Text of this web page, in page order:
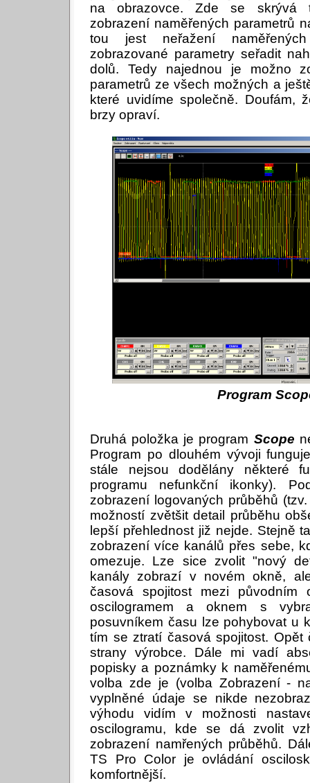
na obrazovce. Zde se skrývá
zobrazení naměřených parametrů
tou jest neřažení
zobrazované parametry seřadit
dolů. Tedy najednou je možno
parametrů ze všech možných a
které uvidíme společně. Doufám,
brzy opraví.
Program
Druhá položka je program Scope
Program po dlouhém vývoji
stále nejsou dodělány některé
programu nefunkční ikonky).
zobrazení logovaných průběhů
možností zvětšit detail průběhu
lepší přehlednost již nejde. Stejně
zobrazení více kanálů přes sebe,
omezuje. Lze sice zvolit "nový
kanály zobrazí v novém okně,
časová spojitost mezi původním
oscilogramem a oknem s
posuvníkem času lze pohybovat u
tím se ztratí časová spojitost.
strany výrobce. Dále mi vadí
popisky a poznámky k
volba zde je (volba Zobrazení -
vyplněné údaje se nikde
výhodu vidím v možnosti
oscilogramu, kde se dá zvolit
zobrazení namřených průběhů.
TS Pro Color je ovládání
komfortnější.